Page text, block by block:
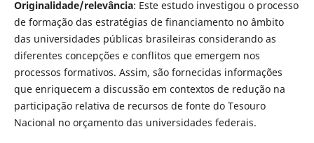
Originalidade/relevância: Este estudo investigou o processo
de formação das estratégias de financiamento no âmbito
das universidades públicas brasileiras considerando as
diferentes concepções e conflitos que emergem nos
processos formativos. Assim, são fornecidas informações
que enriquecem a discussão em contextos de redução na
participação relativa de recursos de fonte do Tesouro
Nacional no orçamento das universidades federais.